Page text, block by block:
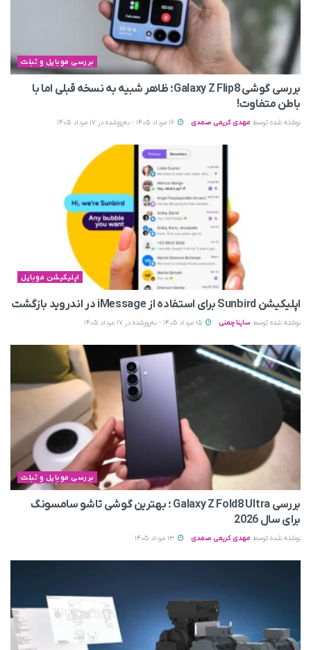
بررسی موبایل و تبلت
بررسی گوشی Galaxy Z Flip8؛ ظاهر شبیه به نسخه قبلی اما با
باطن متفاوت!
نوشته شده توسط مهدی کریمی صمدی
اپلیکیشن موبایل
اپلیکیشن Sunbird برای استفاده از iMessage در اندروید بازگشت
نوشته شده توسط ساینا چمنی
بررسی موبایل و تبلت
بررسی Galaxy Z Fold8 Ultra ؛ بهترین گوشی تاشو سامسونگ
برای سال 2026
نوشته شده توسط مهدی کریمی صمدی